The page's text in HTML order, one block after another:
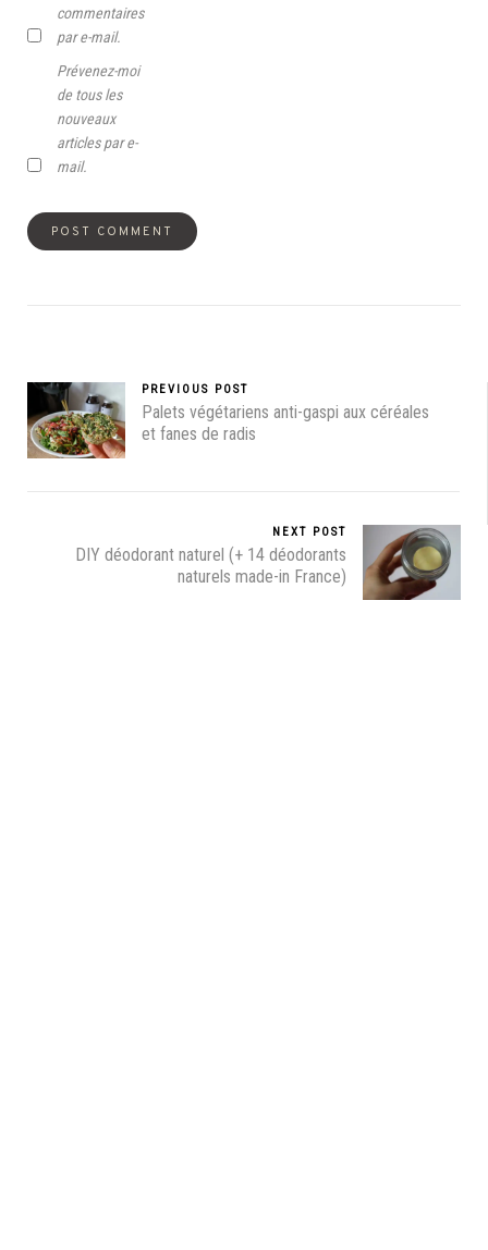
commentaires
par e-mail.
Prévenez-moi
de tous les
nouveaux
articles par e-
mail.
PREVIOUS POST
Palets végétariens anti-gaspi aux céréales
et fanes de radis
NEXT POST
DIY déodorant naturel (+ 14 déodorants
naturels made-in France)